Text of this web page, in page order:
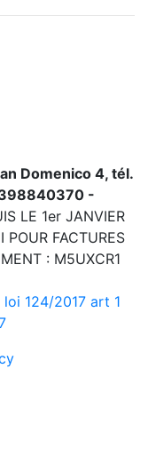
Domenico 4, tél.
-
LE 1er JANVIER
POUR FACTURES
: M5UXCR1
124/2017 art 1